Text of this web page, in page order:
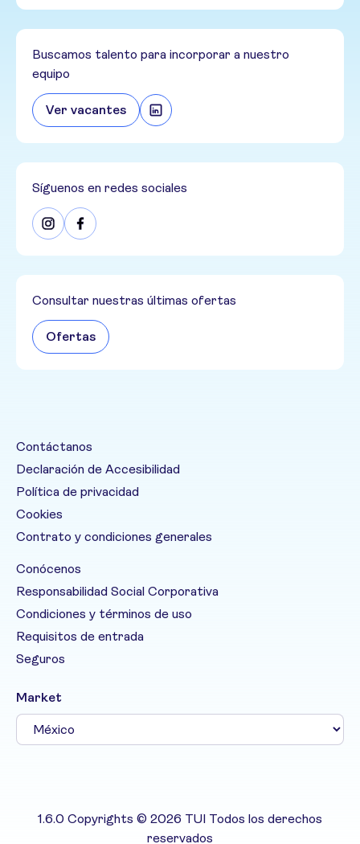
Buscamos talento para incorporar a nuestro
equipo
Ver vacantes
Síguenos en redes sociales
Consultar nuestras últimas ofertas
Ofertas
Contáctanos
Declaración de Accesibilidad
Política de privacidad
Cookies
Contrato y condiciones generales
Conócenos
Responsabilidad Social Corporativa
Condiciones y términos de uso
Requisitos de entrada
Seguros
Market
1.6.0 Copyrights © 2026 TUI Todos los derechos
reservados